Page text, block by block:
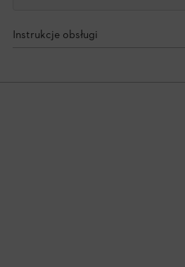
Instrukcje obsługi